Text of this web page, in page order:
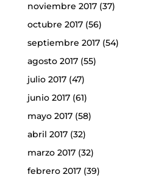
noviembre 2017(37)
octubre 2017(56)
septiembre 2017(54)
agosto 2017(55)
julio 2017(47)
junio 2017(61)
mayo 2017(58)
abril 2017(32)
marzo 2017(32)
febrero 2017(39)